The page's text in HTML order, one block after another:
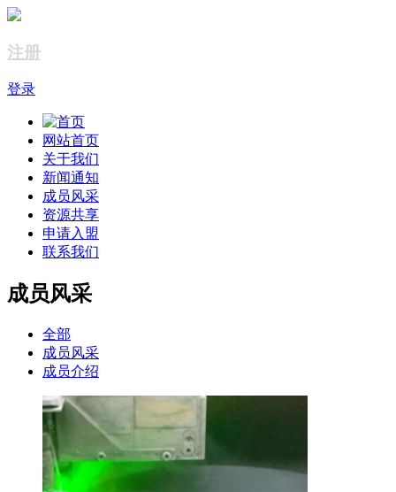
注册
登录
网站首页
关于我们
新闻通知
成员风采
资源共享
申请入盟
联系我们
成员风采
全部
成员风采
成员介绍